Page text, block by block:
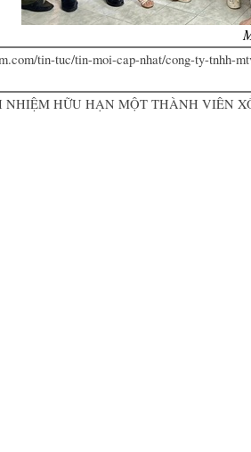
tin-tuc/tin-moi-cap-nhat/cong-ty-tnhh-
NHIỆM HỮU HẠN MỘT THÀNH VIÊN